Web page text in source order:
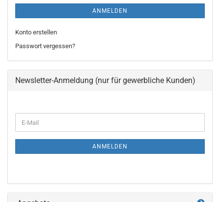
ANMELDEN
Konto erstellen
Passwort vergessen?
Newsletter-Anmeldung (nur für gewerbliche Kunden)
ZUR
E-
Mail
ANMELDEN